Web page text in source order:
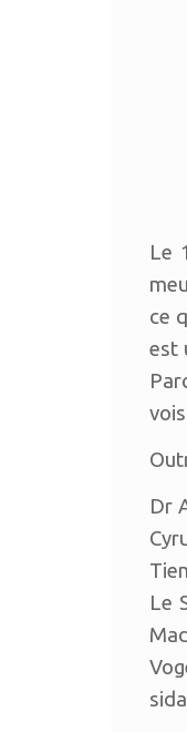
Le
ce
est
Dr
Le